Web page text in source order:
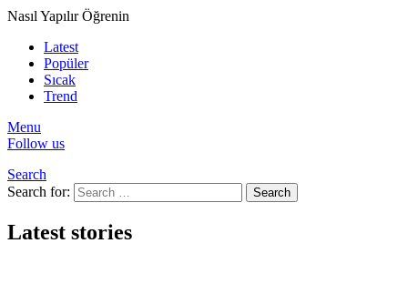
Nasıl Yapılır Öğrenin
Latest
Popüler
Sıcak
Trend
Menu
Follow us
Search
Search for:
Search
Latest stories